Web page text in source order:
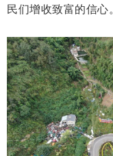
民们增收致富的信心。